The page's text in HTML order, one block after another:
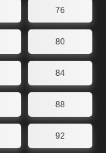
76
80
84
88
92